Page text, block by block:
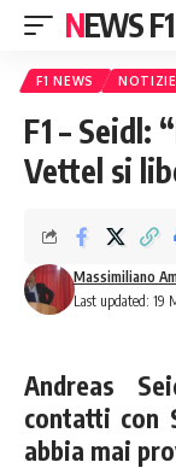
NEWS F1
F1 NEWS NOTIZIE
F1 – Seidl:
Vettel si
Last updated: 19
Massimiliano
Andreas
contatti con
abbia mai